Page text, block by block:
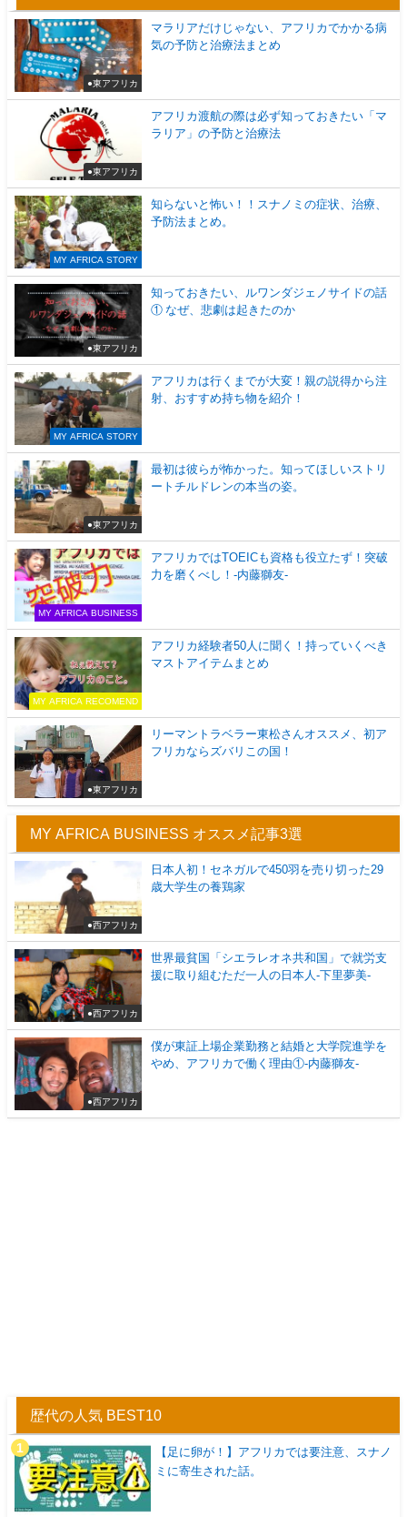
●東アフリカ
マラリアだけじゃない、アフリカでかかる病
気の予防と治療法まとめ
●東アフリカ
アフリカ渡航の際は必ず知っておきたい「マ
ラリア」の予防と治療法
MY AFRICA STORY
知らないと怖い！！スナノミの症状、治療、
予防法まとめ。
●東アフリカ
知っておきたい、ルワンダジェノサイドの話
① なぜ、悲劇は起きたのか
MY AFRICA STORY
アフリカは行くまでが大変！親の説得から注
射、おすすめ持ち物を紹介！
●東アフリカ
最初は彼らが怖かった。知ってほしいストリ
ートチルドレンの本当の姿。
MY AFRICA BUSINESS
アフリカではTOEICも資格も役立たず！突破
力を磨くべし！-内藤獅友-
MY AFRICA RECOMEND
アフリカ経験者50人に聞く！持っていくべき
マストアイテムまとめ
●東アフリカ
リーマントラベラー東松さんオススメ、初ア
フリカならズバリこの国！
MY AFRICA BUSINESS オススメ記事3選
●西アフリカ
日本人初！セネガルで450羽を売り切った29
歳大学生の養鶏家
●西アフリカ
世界最貧国「シエラレオネ共和国」で就労支
援に取り組むただ一人の日本人-下里夢美-
●西アフリカ
僕が東証上場企業勤務と結婚と大学院進学を
やめ、アフリカで働く理由①-内藤獅友-
歴代の人気 BEST10
【足に卵が！】アフリカでは要注意、スナノ
ミに寄生された話。